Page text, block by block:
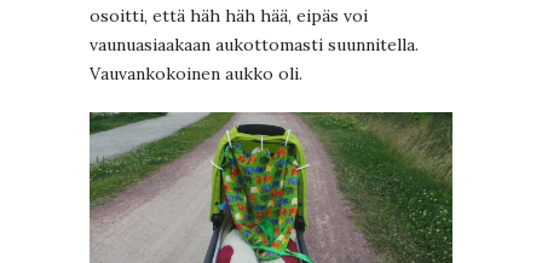
osoitti, että häh häh hää, eipäs voi
vaunuasiaakaan aukottomasti suunnitella.
Vauvankokoinen aukko oli.